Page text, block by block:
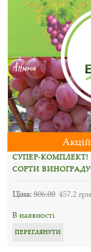
СУПЕР-КОМПЛЕКТ!
СОРТИ
Ціна:806.00 457.2 грн
В наявності
ПЕРЕГЛЯНУТИ